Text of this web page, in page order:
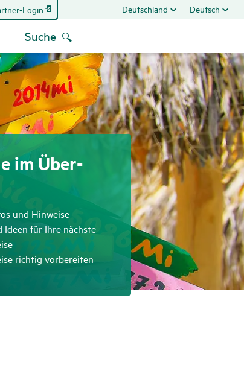
Login Deutschland Deutsch
Suche
im Über­
und Hinweise
Ideen für Ihre nächste
richtig vorbereiten